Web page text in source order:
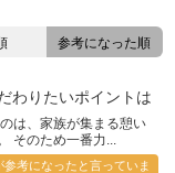
参考になった順
わりたいポイントは
は、家族が集まる憩い
そのため一番力...
参考になったと言っていま